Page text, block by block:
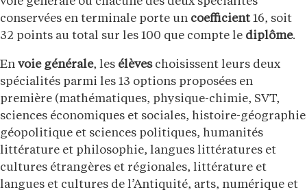
conservées en terminale porte un coefficient16, soit
32 points au total sur les 100 que compte le diplôme.
En voie générale, les élèveschoisissent leurs deux
spécialités parmi les 13 options proposées en
première (mathématiques, physique-chimie, SVT,
sciences économiques et sociales, histoire-géographie
géopolitique et sciences politiques, humanités
littérature et philosophie, langues littératures et
cultures étrangères et régionales, littérature et
langues et cultures de l’Antiquité, arts, numérique et